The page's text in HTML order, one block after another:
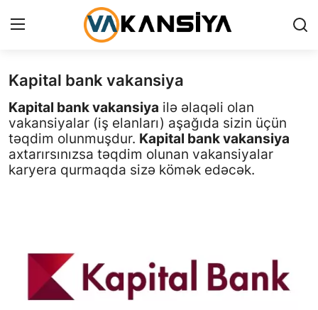
Login Register
Ana səhifə
Vakansiyalar
Maliyyə
Kapital bank vakansiya
Kapital bank vakansiya ilə əlaqəli olan
vakansiyalar (iş elanları) aşağıda sizin üçün
təqdim olunmuşdur. Kapital bank vakansiya
axtarırsınızsa təqdim olunan vakansiyalar
karyera qurmaqda sizə kömək edəcək.